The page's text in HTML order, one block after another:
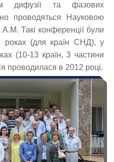
дифузії та фазових
проводяться Науковою
Такі конференції були
роках (для країн СНД), у
(10-13 країн, 3 частини
проводилася в 2012 році.